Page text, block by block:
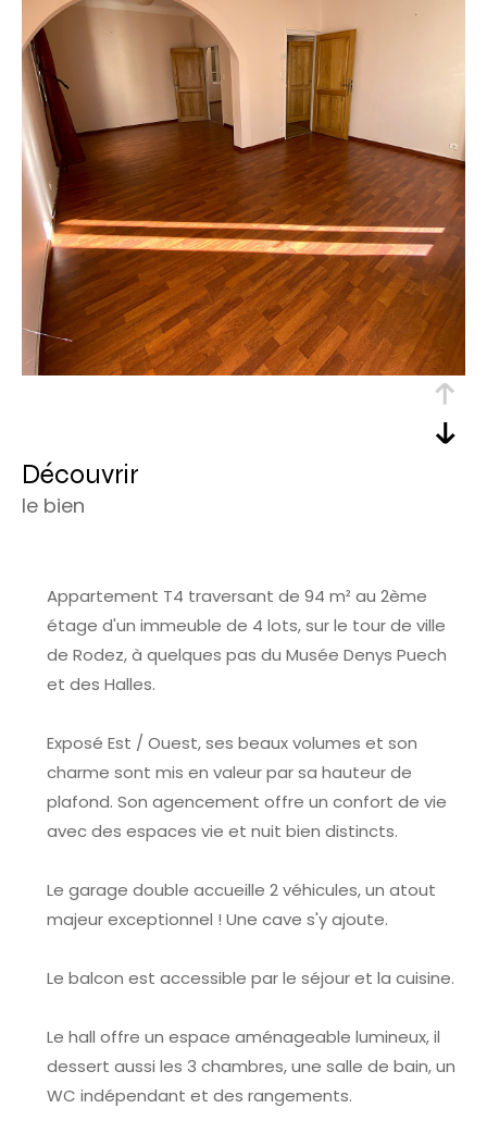
découvrir
le bien
Appartement T4 traversant de 94 m² au 2ème
étage d'un immeuble de 4 lots, sur le tour de ville
de Rodez, à quelques pas du Musée Denys Puech
et des Halles.
Exposé Est / Ouest, ses beaux volumes et son
charme sont mis en valeur par sa hauteur de
plafond. Son agencement offre un confort de vie
avec des espaces vie et nuit bien distincts.
Le garage double accueille 2 véhicules, un atout
majeur exceptionnel ! Une cave s'y ajoute.
Le balcon est accessible par le séjour et la cuisine.
Le hall offre un espace aménageable lumineux, il
dessert aussi les 3 chambres, une salle de bain, un
WC indépendant et des rangements.